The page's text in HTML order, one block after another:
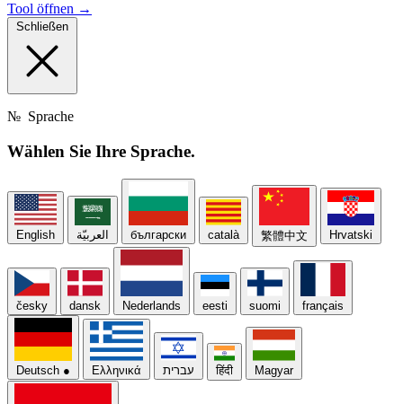
Tool öffnen →
Schließen
№ Sprache
Wählen Sie Ihre Sprache.
English العربيّة български català 繁體中文 Hrvatski
česky dansk Nederlands eesti suomi français
Deutsch ● Ελληνικά עברית हिंदी Magyar